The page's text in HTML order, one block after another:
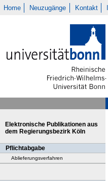
Home Neuzugänge Kontakt
Elektronische Publikationen aus
dem Regierungsbezirk Köln
Pflichtabgabe
Ablieferungsverfahren